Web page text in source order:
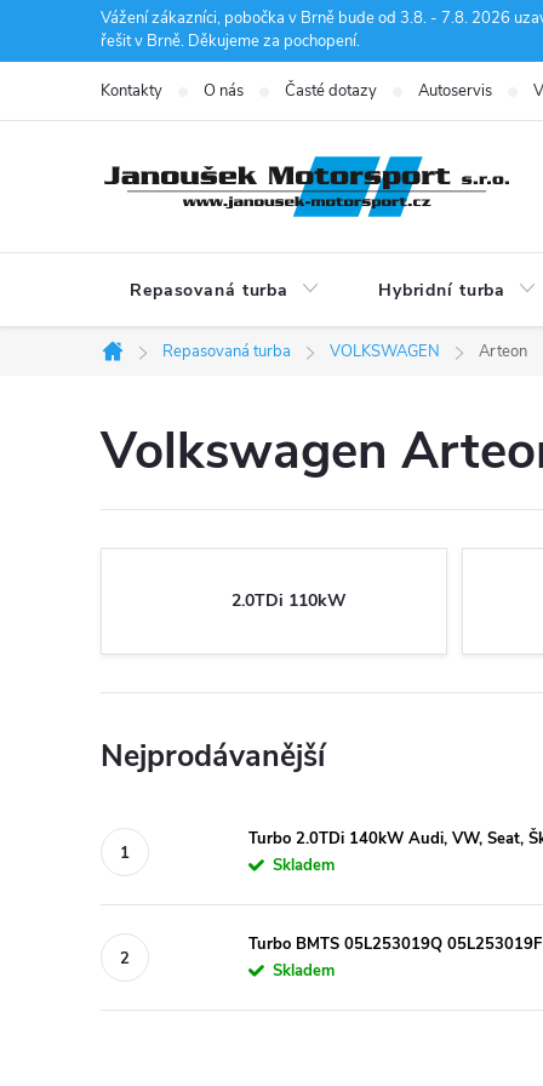
Vážení zákazníci, pobočka v Brně bude od 3.8. - 7.8. 2026
řešit v Brně. Děkujeme za pochopení.
Kontakty O nás Časté dotazy Autoservis
Repasovaná turba Hybridní turba
Domů
Repasovaná turba VOLKSWAGEN Arteon
Volkswagen
2.0TDi 110kW
Nejprodávanější
Turbo 2.0TDi 140kW Audi, VW, Seat,
Skladem
Turbo BMTS 05L253019Q
Skladem